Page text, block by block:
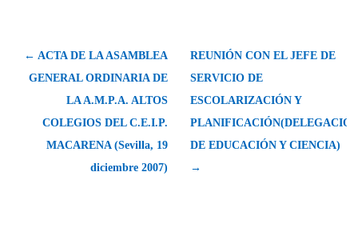
← ACTA DE LA ASAMBLEA
GENERAL ORDINARIA DE
LA A.M.P.A. ALTOS
COLEGIOS DEL C.E.I.P.
MACARENA (Sevilla, 19
diciembre 2007)
REUNIÓN CON EL JEFE DE
SERVICIO DE
ESCOLARIZACIÓN Y
DE EDUCACIÓN Y CIENCIA)
→